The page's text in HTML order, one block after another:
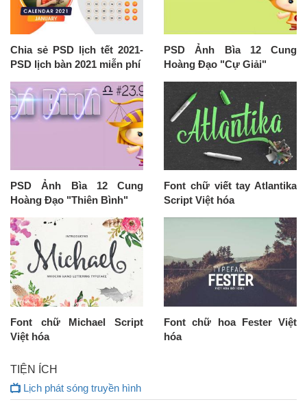
Chia sẻ PSD lịch tết 2021-
PSD lịch bàn 2021 miễn phí
PSD Ảnh Bìa 12 Cung
Hoàng Đạo "Cự Giải"
PSD Ảnh Bìa 12 Cung
Hoàng Đạo "Thiên Bình"
Font chữ viết tay Atlantika
Script Việt hóa
Font chữ Michael Script
Việt hóa
Font chữ hoa Fester Việt
hóa
TIỆN ÍCH
Lịch phát sóng truyền hình